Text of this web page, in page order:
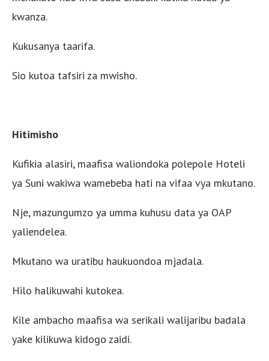
kwanza.
Kukusanya taarifa.
Sio kutoa tafsiri za mwisho.
Hitimisho
Kufikia alasiri, maafisa waliondoka polepole Hoteli
ya Suni wakiwa wamebeba hati na vifaa vya mkutano.
Nje, mazungumzo ya umma kuhusu data ya OAP
yaliendelea.
Mkutano wa uratibu haukuondoa mjadala.
Hilo halikuwahi kutokea.
Kile ambacho maafisa wa serikali walijaribu badala
yake kilikuwa kidogo zaidi.